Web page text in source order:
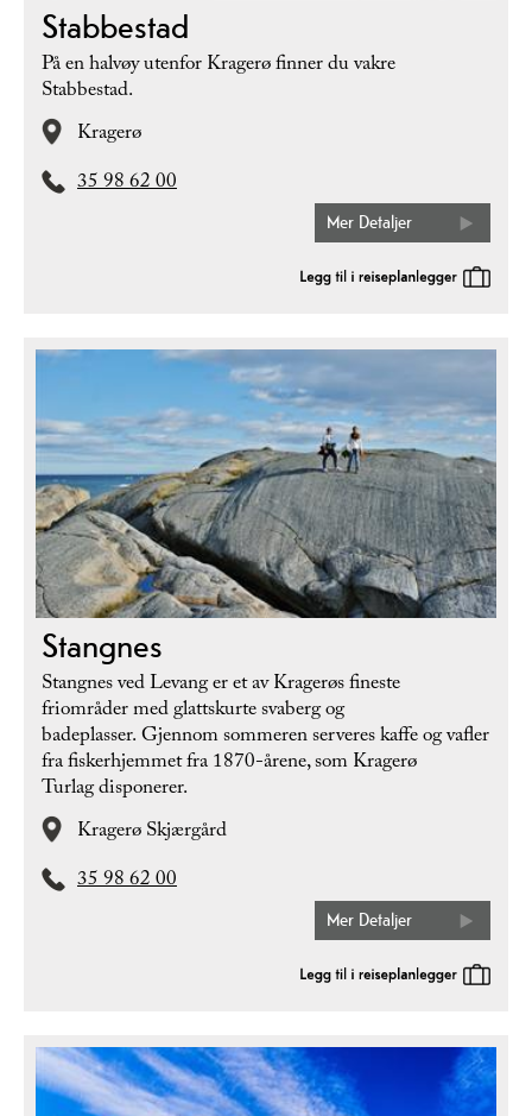
Stabbestad
På en halvøy utenfor Kragerø finner du vakre
Stabbestad.
Kragerø
35 98 62 00
Mer Detaljer
Stangnes
Stangnes ved Levang er et av Kragerøs fineste
friområder med glattskurte svaberg og
badeplasser. Gjennom sommeren serveres kaffe og vafler
fra fiskerhjemmet fra 1870-årene, som Kragerø
Turlag disponerer.
Kragerø Skjærgård
35 98 62 00
Mer Detaljer